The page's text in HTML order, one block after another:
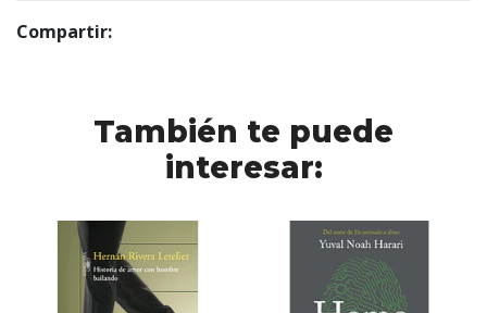
Compartir:
También te puede
interesar: